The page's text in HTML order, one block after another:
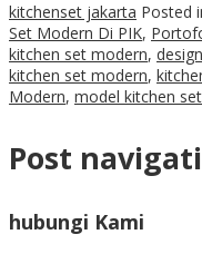
kitchenset jakarta Posted
Set Modern Di PIK,
kitchen set modern,
kitchen set modern,
Modern, model kitchen
Post
hubungi Kami